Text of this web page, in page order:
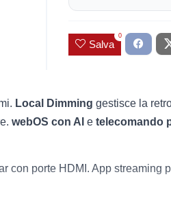
Salva
0
Local Dimming gestisce la
webOS con AI e telecomando
con porte HDMI. App streaming